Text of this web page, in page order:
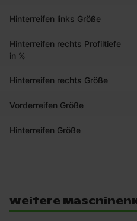
Hinterreifen links Größe
Hinterreifen rechts Profiltiefe
in %
Hinterreifen rechts Größe
Vorderreifen Größe
Hinterreifen Größe
Weitere